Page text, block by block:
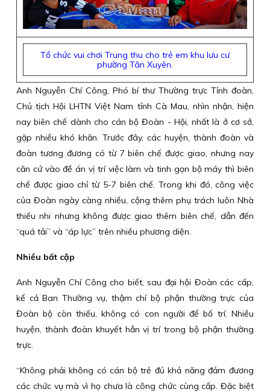
Tổ chức vui chơi Trung thu cho trẻ em khu lưu cư
phường Tân Xuyên.
Anh Nguyễn Chí Công, Phó bí thư Thường trực Tỉnh đoàn,
Chủ tịch Hội LHTN Việt Nam tỉnh Cà Mau, nhìn nhận, hiện
nay biên chế dành cho cán bộ Đoàn - Hội, nhất là ở cơ sở,
gặp nhiều khó khăn. Trước đây, các huyện, thành đoàn và
đoàn tương đương có từ 7 biên chế được giao, nhưng nay
căn cứ vào đề án vị trí việc làm và tinh gọn bộ máy thì biên
chế được giao chỉ từ 5-7 biên chế. Trong khi đó, công việc
của Đoàn ngày càng nhiều, cộng thêm phụ trách luôn Nhà
thiếu nhi nhưng không được giao thêm biên chế, dẫn đến
“quá tải” và “áp lực” trên nhiều phương diện.
Nhiều bất cập
Anh Nguyễn Chí Công cho biết, sau đại hội Đoàn các cấp,
kể cả Ban Thường vụ, thậm chí bộ phận thường trực của
Đoàn bộ còn thiếu, không có con người để bố trí. Nhiều
huyện, thành đoàn khuyết hẳn vị trí trong bộ phận thường
trực.
“Không phải không có cán bộ trẻ đủ khả năng đảm đương
các chức vụ mà vì họ chưa là công chức cùng cấp. Đặc biệt